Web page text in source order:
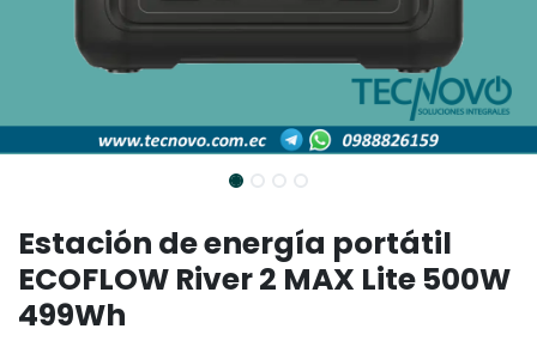
Estación de energía portátil
ECOFLOW River 2 MAX Lite 500W
499Wh